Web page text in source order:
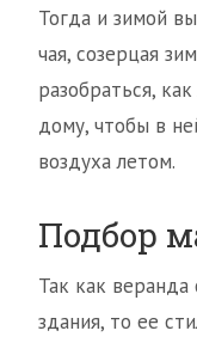
Тогда и зимой
чая, созерцая
разобраться,
дому, чтобы в
воздуха летом.
Подбор
Так как веранда
здания, то ее